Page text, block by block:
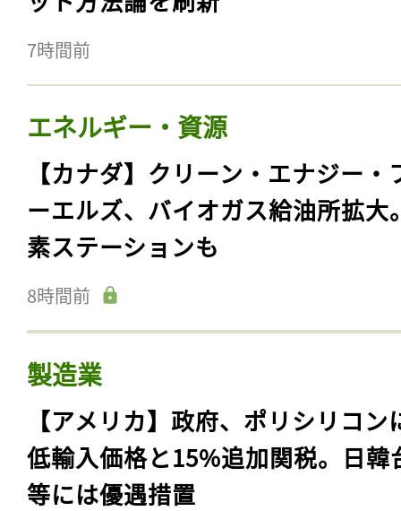
7時間前
エネルギー・資源
【カナダ】クリーン・エナジー・
ーエルズ、バイオガス給油所拡大
素ステーションも
8時間前
製造業
【アメリカ】政府、ポリシリコン
低輸入価格と15%追加関税。日韓
等には優遇措置